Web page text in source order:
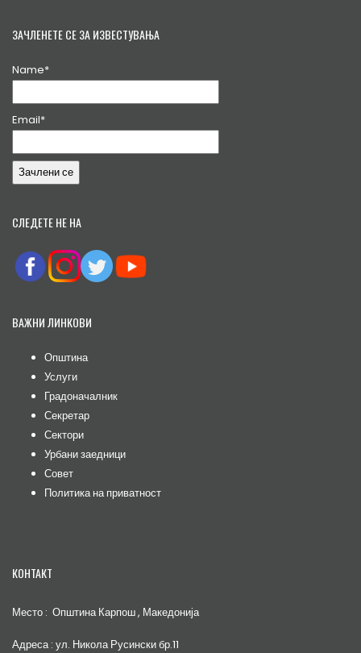
ЗАЧЛЕНЕТЕ СЕ ЗА ИЗВЕСТУВАЊА
Name*
Email*
СЛЕДЕТЕ НЕ НА
ВАЖНИ ЛИНКОВИ
Општина
Услуги
Градоначалник
Секретар
Сектори
Урбани заедници
Совет
Политика на приватност
КОНТАКТ
Место : Општина Карпош , Македонија
Адреса : ул. Никола Русински бр.11